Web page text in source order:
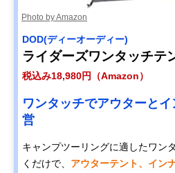
Photo by Amazon
DOD(ディーオーディー)
ライダーズワンタッチテ
税込み18,980円（Amazon）
ワンタッチでアウターと
営
キャンプツーリングに適したワン
くだけで、 アウターテント、イン